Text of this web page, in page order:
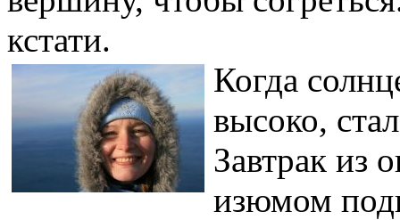
кстати.
Когда
высоко,
Завтрак из
изюмом